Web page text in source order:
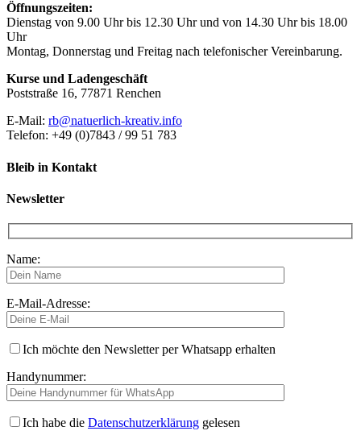
Öffnungszeiten:
Dienstag von 9.00 Uhr bis 12.30 Uhr und von 14.30 Uhr bis 18.00
Uhr
Montag, Donnerstag und Freitag nach telefonischer Vereinbarung.
Kurse und Ladengeschäft
Poststraße 16, 77871 Renchen
E-Mail: rb@natuerlich-kreativ.info
Telefon: +49 (0)7843 / 99 51 783
Bleib in Kontakt
Newsletter
Name:
E-Mail-Adresse:
Ich möchte den Newsletter per Whatsapp erhalten
Handynummer:
Ich habe die Datenschutzerklärung gelesen